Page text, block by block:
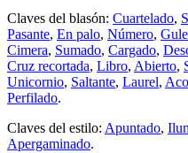
Claves del blasón: Cuartelado,
Pasante, En palo, Número,
Cimera, Sumado, Cargado,
Cruz recortada, Libro, Abierto,
Unicornio, Saltante, Laurel,
Perfilado.
Claves del estilo: Apuntado,
Apergaminado.